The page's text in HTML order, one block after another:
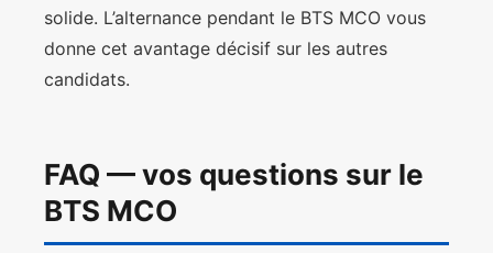
solide. L’alternance pendant le BTS MCO vous
donne cet avantage décisif sur les autres
candidats.
FAQ — vos questions sur le
BTS MCO